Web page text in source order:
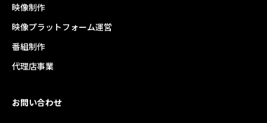
映像制作
映像プラットフォーム運営
番組制作
代理店事業
お問い合わせ